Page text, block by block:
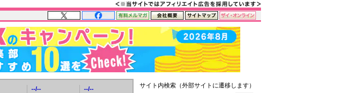
--/--
--/--
サイト内検索（外部サイトに遷移します）